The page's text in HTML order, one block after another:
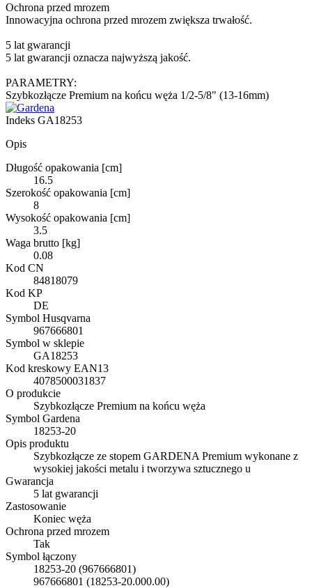
Ochrona przed mrozem
Innowacyjna ochrona przed mrozem zwiększa trwałość.
5 lat gwarancji
5 lat gwarancji oznacza najwyższą jakość.
PARAMETRY:
Szybkozłącze Premium na końcu węża 1/2-5/8" (13-16mm)
Indeks GA18253
Opis
Długość opakowania [cm]
16.5
Szerokość opakowania [cm]
8
Wysokość opakowania [cm]
3.5
Waga brutto [kg]
0.08
Kod CN
84818079
Kod KP
DE
Symbol Husqvarna
967666801
Symbol w sklepie
GA18253
Kod kreskowy EAN13
4078500031837
O produkcie
Szybkozłącze Premium na końcu węża
Symbol Gardena
18253-20
Opis produktu
Szybkozłącze ze stopem GARDENA Premium wykonane z
wysokiej jakości metalu i tworzywa sztucznego u
Gwarancja
5 lat gwarancji
Zastosowanie
Koniec węża
Ochrona przed mrozem
Tak
Symbol łączony
18253-20 (967666801)
967666801 (18253-20.000.00)